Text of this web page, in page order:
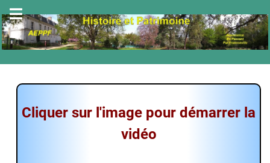
Cliquer sur l'image pour démarrer la
vidéo